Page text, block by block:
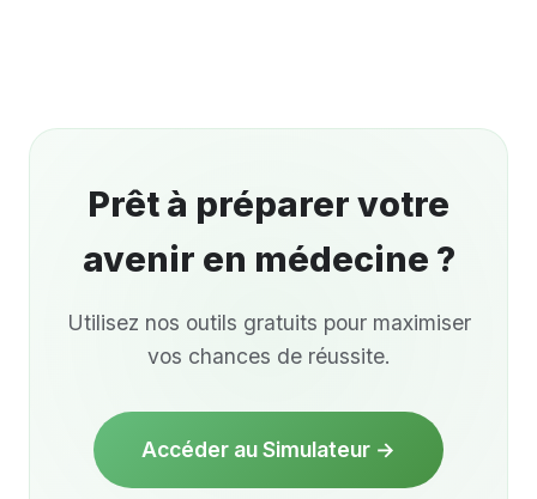
Prêt à préparer votre
avenir en médecine ?
Utilisez nos outils gratuits pour maximiser
vos chances de réussite.
Accéder au Simulateur →